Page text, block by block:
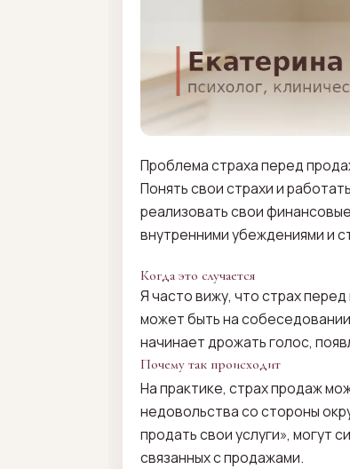
Проблема страха перед
Понять свои страхи и
реализовать свои
внутренними убеждениями и
Когда это случается
Я часто вижу, что страх
может быть на
начинает дрожать голос,
Почему так происходит
На практике, страх продаж
недовольства со стороны
продать свои услуги», могут
связанных с продажами.